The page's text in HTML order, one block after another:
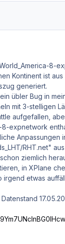
8-
Kontinent ist
generiert.
übler Bug in
mit 3-stelligen
aufgefallen,
expnetwork
Anpassungen
RHT.net"
ziemlich
in XPlane
irgend etwas